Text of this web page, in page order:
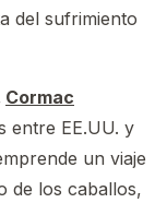
del sufrimiento
Cormac
entre EE.UU. y
un viaje
de los caballos,